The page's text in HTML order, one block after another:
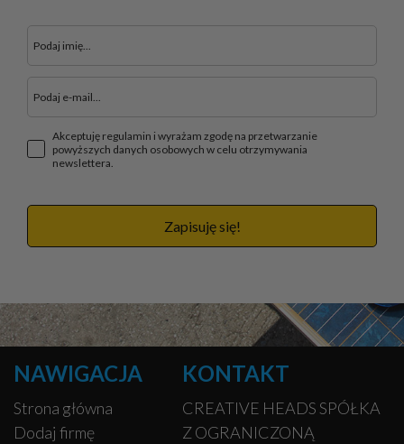
Akceptuję regulamin i wyrażam zgodę na przetwarzanie
powyższych danych osobowych w celu otrzymywania
newslettera.
Zapisuję się!
NAWIGACJA
Strona główna
Dodaj firmę
KONTAKT
CREATIVE HEADS SPÓŁKA
Z OGRANICZONĄ